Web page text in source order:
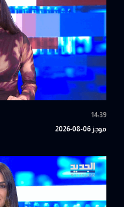
14:39
موجز 06-08-2026